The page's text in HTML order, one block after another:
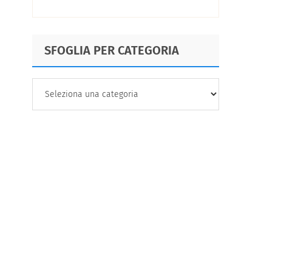
quello giusto
SFOGLIA PER CATEGORIA
PER
CATEGORIA